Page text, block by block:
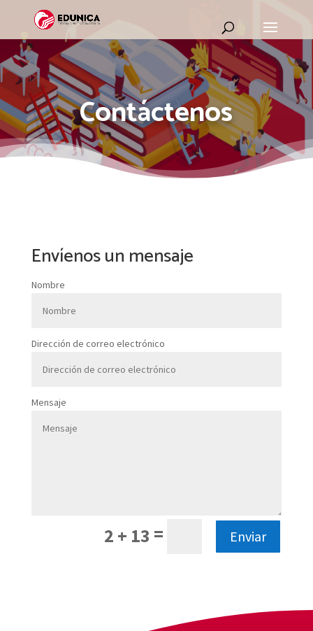
Contáctenos
Envíenos un mensaje
Nombre
Dirección de correo electrónico
Mensaje
2 + 13 = Enviar